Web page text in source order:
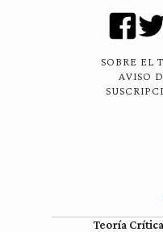
SOBRE EL
AVISO
Teoría